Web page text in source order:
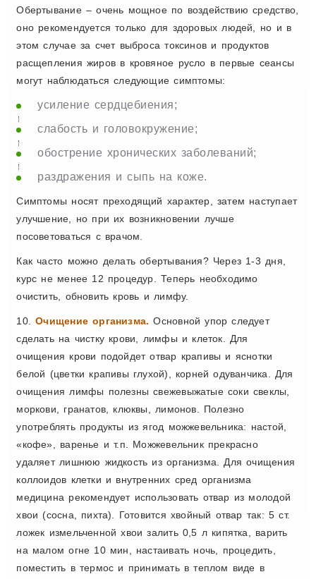
Обертывание – очень мощное по воздействию средство,
оно рекомендуется только для здоровых людей, но и в
этом случае за счет выброса токсинов и продуктов
расщепления жиров в кровяное русло в первые сеансы
могут наблюдаться следующие симптомы:
усиление сердцебиения;
слабость и головокружение;
обострение хронических заболеваний;
раздражения и сыпь на коже.
Симптомы носят преходящий характер, затем наступает
улучшение, но при их возникновении лучше
посоветоваться с врачом.
Как часто можно делать обертывания? Через 1-3 дня,
курс не менее 12 процедур. Теперь необходимо
очистить, обновить кровь и лимфу.
10.Очищение организма. Основной упор следует
сделать на чистку крови, лимфы и клеток. Для
очищения крови подойдет отвар крапивы и яснотки
белой (цветки крапивы глухой), корней одуванчика. Для
очищения лимфы полезны свежевыжатые соки свеклы,
моркови, гранатов, клюквы, лимонов. Полезно
употреблять продукты из ягод можжевельника: настой,
«кофе», варенье и т.п. Можжевельник прекрасно
удаляет лишнюю жидкость из организма. Для очищения
коллоидов клетки и внутренних сред организма
медицина рекомендует использовать отвар из молодой
хвои (сосна, пихта). Готовится хвойный отвар так: 5 ст.
ложек измельченной хвои залить 0,5 л кипятка, варить
на малом огне 10 мин, настаивать ночь, процедить,
поместить в термос и принимать в теплом виде в